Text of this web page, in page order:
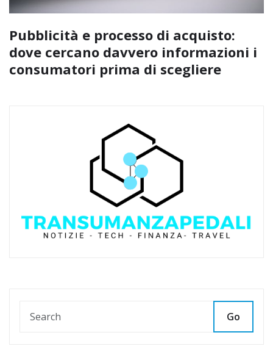
Pubblicità e processo di acquisto:
dove cercano davvero informazioni i
consumatori prima di scegliere
Go